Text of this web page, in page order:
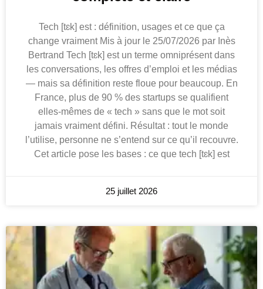
Tech [tɛk] est : définition, usages et ce que ça
change vraiment Mis à jour le 25/07/2026 par Inès
Bertrand Tech [tɛk] est un terme omniprésent dans
les conversations, les offres d’emploi et les médias
— mais sa définition reste floue pour beaucoup. En
France, plus de 90 % des startups se qualifient
elles-mêmes de « tech » sans que le mot soit
jamais vraiment défini. Résultat : tout le monde
l’utilise, personne ne s’entend sur ce qu’il recouvre.
Cet article pose les bases : ce que tech [tɛk] est
25 juillet 2026